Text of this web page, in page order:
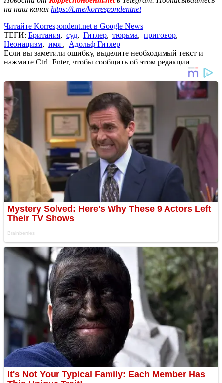
на наш канал https://t.me/korrespondentnet
Читайте Korrespondent.net в Google News
ТЕГИ: Британия, суд, Гитлер, тюрьма, приговор,
Неонацизм, имя , Адольф Гитлер
Если вы заметили ошибку, выделите необходимый текст и
нажмите Ctrl+Enter, чтобы сообщить об этом редакции.